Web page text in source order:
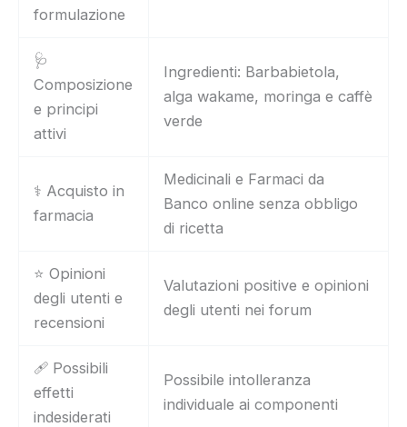
formulazione
🩺
Composizione
e principi
attivi
Ingredienti: Barbabietola,
alga wakame, moringa e caffè
verde
⚕️ Acquisto in
farmacia
Medicinali e Farmaci da
Banco online senza obbligo
di ricetta
⭐ Opinioni
degli utenti e
recensioni
Valutazioni positive e opinioni
degli utenti nei forum
🩹 Possibili
effetti
indesiderati
Possibile intolleranza
individuale ai componenti